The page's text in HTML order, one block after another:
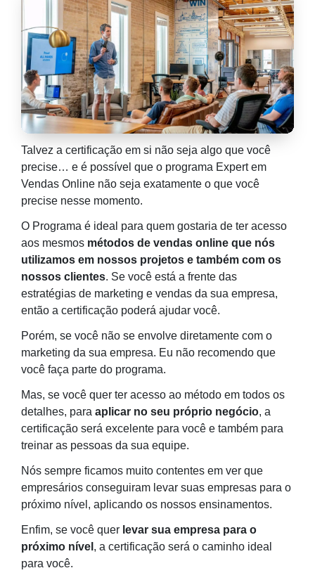
Talvez a certificação em si não seja algo que você
precise… e é possível que o programa Expert em
Vendas Online não seja exatamente o que você
precise nesse momento.
O Programa é ideal para quem gostaria de ter acesso
aos mesmos métodos de vendas online que nós
utilizamos em nossos projetos e também com os
nossos clientes. Se você está a frente das
estratégias de marketing e vendas da sua empresa,
então a certificação poderá ajudar você.
Porém, se você não se envolve diretamente com o
marketing da sua empresa. Eu não recomendo que
você faça parte do programa.
Mas, se você quer ter acesso ao método em todos os
detalhes, para aplicar no seu próprio negócio, a
certificação será excelente para você e também para
treinar as pessoas da sua equipe.
Nós sempre ficamos muito contentes em ver que
empresários conseguiram levar suas empresas para o
próximo nível, aplicando os nossos ensinamentos.
Enfim, se você quer levar sua empresa para o
próximo nível , a certificação será o caminho ideal
para você.